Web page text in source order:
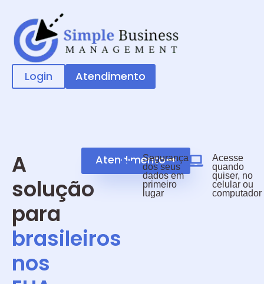
Login Atendimento
A
solução
para
brasileiros
nos
AtendimentoSegurança
dos seus
dados em
primeiro
lugar
Acesse
quando
quiser, no
celular ou
computador